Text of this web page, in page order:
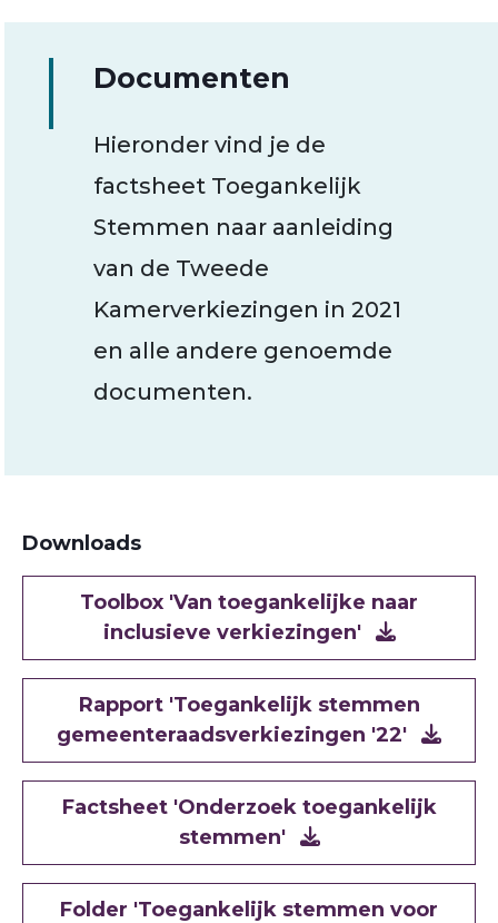
Documenten
Hieronder vind je de
factsheet Toegankelijk
Stemmen naar aanleiding
van de Tweede
Kamerverkiezingen in 2021
en alle andere genoemde
documenten.
Downloads
Document
Toolbox 'Van toegankelijke naar
inclusieve verkiezingen'
Document
Rapport 'Toegankelijk stemmen
gemeenteraadsverkiezingen '22'
Document
Factsheet 'Onderzoek toegankelijk
stemmen'
Document
Folder 'Toegankelijk stemmen voor